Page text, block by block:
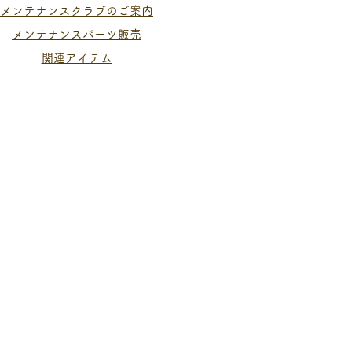
メンテナンスクラブのご案内
メンテナンスパーツ販売
関連アイテム